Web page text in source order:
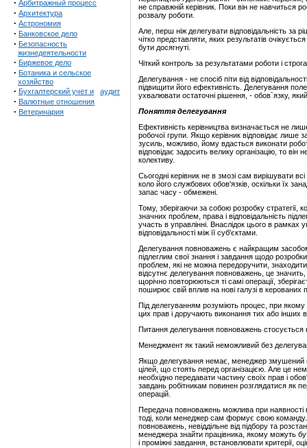
· Арбитражный процесс
· Архитектура
· Астрономия
· Банковское дело
· Безопасность
жизнедеятельности
· Биржевое дело
· Ботаника и сельское
хозяйство
· Бухгалтерский учет и аудит
· Валютные отношения
· Ветеринария
не справжній керівник. Поки він не навчиться
розвалу роботи.
Але, перш ніж делегувати відповідальність за
чітко представляти, яких результатів
бути досягнуті.
Чіткий контроль за результатами роботи і
Делегування - не спосіб піти від
підвищити його ефективність. Делегування
ухвалювати остаточні рішення, - обов`язку,
Поняття делегування
Ефективність керівництва визначається не
робочої групи. Якщо керівник відповідає лише
зусиль, можливо, йому вдасться виконати
відповідає задосить велику організацію, то
колективу.
Сьогодні керівник не в змозі сам вирішувати
коло його службових обов'язків, оскільки їх
запас часу - обмежені.
Тому, зберігаючи за собою розробку стратегії,
значних проблем, права і відповідальність
участь в управлінні. Внаслідок цього в рамках
відповідальності між її суб'єктами.
Делегування повноважень є найкращим
підлеглим свої знання і завдання щодо
проблем, які не можна передоручити,
відсутнє делегування повноважень, це значить,
щорічно повторюються ті самі операції,
поширює свій вплив на нові галузі в керованих
Під делегуванням розуміють процес, при
цих прав і доручають виконання тих або інших
Питання делегування повноважень
Менеджмент як такий неможливий без
Якщо делегування немає, менеджер змушений
цілей, що стоять перед організацією. Але це
необхідно передавати частину своїх прав і
завдань робітникам повинен розглядатися як
операцій.
Передача повноважень можлива при наявності
тоді, коли менеджер сам формує свою
повноважень, невіддільне від підбору та
менеджера знайти працівника, якому можуть
і проміжні завдання, встановлювати критерії,